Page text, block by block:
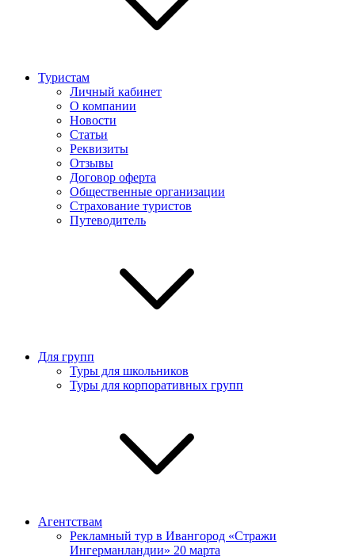
Туристам
Личный кабинет
О компании
Новости
Статьи
Реквизиты
Отзывы
Договор оферта
Общественные организации
Страхование туристов
Путеводитель
Для групп
Туры для школьников
Туры для корпоративных групп
Агентствам
Рекламный тур в Ивангород «Стражи
Ингерманландии» 20 марта